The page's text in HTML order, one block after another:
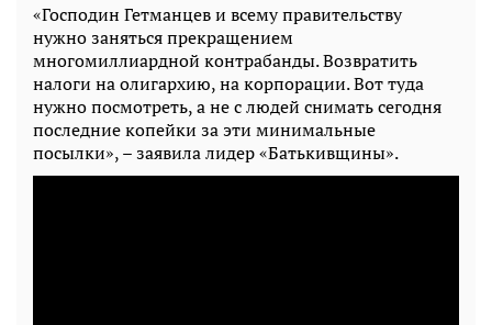
«Господин Гетманцев и всему правительству
нужно заняться прекращением
многомиллиардной контрабанды. Возвратить
налоги на олигархию, на корпорации. Вот туда
нужно посмотреть, а не с людей снимать сегодня
последние копейки за эти минимальные
посылки», – заявила лидер «Батькивщины».